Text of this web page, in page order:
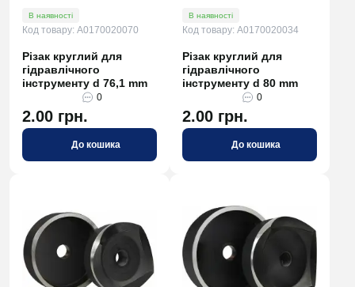
В наявності
Код товару: A0170020070
Різак круглий для
гідравлічного
інструменту d 76,1 mm
0
2.00 грн.
До кошика
В наявності
Код товару: A0170020034
Різак круглий для
гідравлічного
інструменту d 80 mm
0
2.00 грн.
До кошика